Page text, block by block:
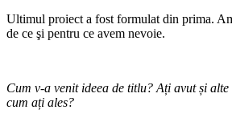
Ultimul proiect a fost formulat din prima.
de ce şi pentru ce avem nevoie.
Cum v-a venit ideea de titlu? Ați avut și
cum ați ales?